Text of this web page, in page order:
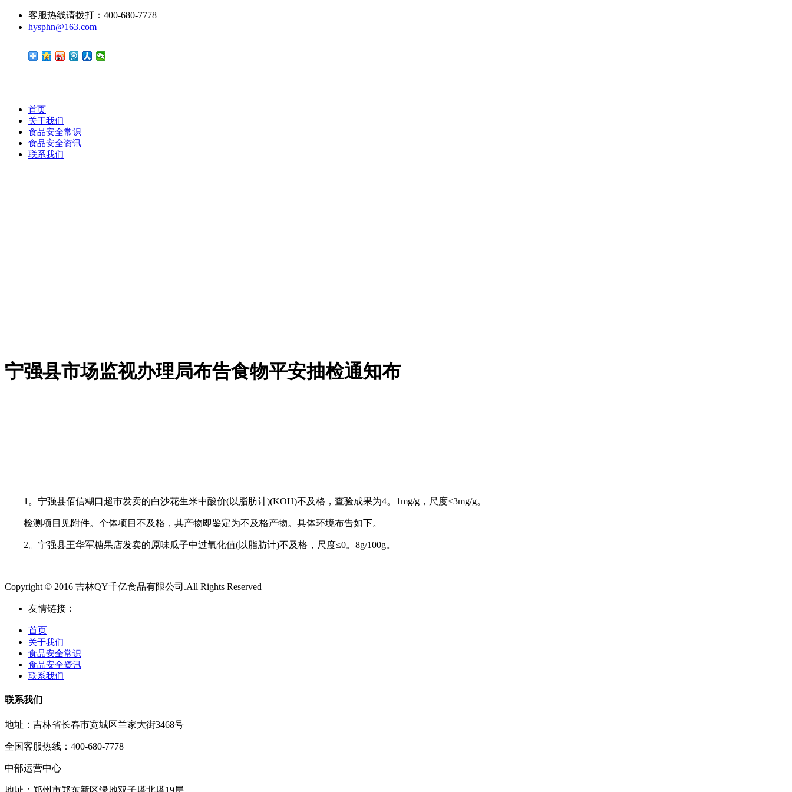
客服热线请拨打：400-680-7778
hysphn@163.com
首页
关于我们
食品安全常识
食品安全资讯
联系我们
宁强县市场监视办理局布告食物平安抽检通知布
1。宁强县佰信糊口超市发卖的白沙花生米中酸价(以脂肪计)(KOH)不及格，查验成果为4。1mg/g，尺度≤3mg/g。
检测项目见附件。个体项目不及格，其产物即鉴定为不及格产物。具体环境布告如下。
2。宁强县王华军糖果店发卖的原味瓜子中过氧化值(以脂肪计)不及格，尺度≤0。8g/100g。
Copyright © 2016 吉林QY千亿食品有限公司.All Rights Reserved
友情链接：
首页
关于我们
食品安全常识
食品安全资讯
联系我们
联系我们
地址：吉林省长春市宽城区兰家大街3468号
全国客服热线：400-680-7778
中部运营中心